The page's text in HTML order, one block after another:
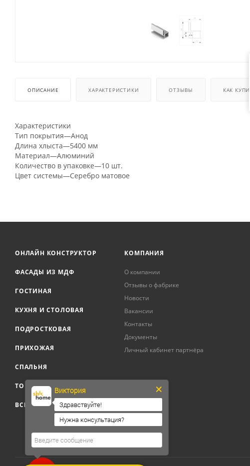
ОПИСАНИЕ ХАРАКТЕРИСТИКИ ОТЗЫВЫ КАК
Характеристики
Тип покрытия—Анод
Длина хлыста—5400 мм
Материал—Алюминий
Количество в упаковке—10 шт.
Цвет системы—Серебро матовое
ОНЛАЙН КОНСТРУКТОР
ФАСАДЫ ИЗ МДФ
ГОСТИНАЯ
КУХНЯ И СТОЛОВАЯ
ПОДРОСТКОВАЯ
ПРИХОЖАЯ
СПАЛЬНЯ
ТОВАРЫ ДЛЯ ДОМА
ВСЕ ТОВАРЫ
КОМПАНИЯ
О компании
Отзывы о фабрике
Новости
Вакансии
Контакты
Документы
Личный кабинет партнёра
Виктория
Здравствуйте!
Нужна консультация?